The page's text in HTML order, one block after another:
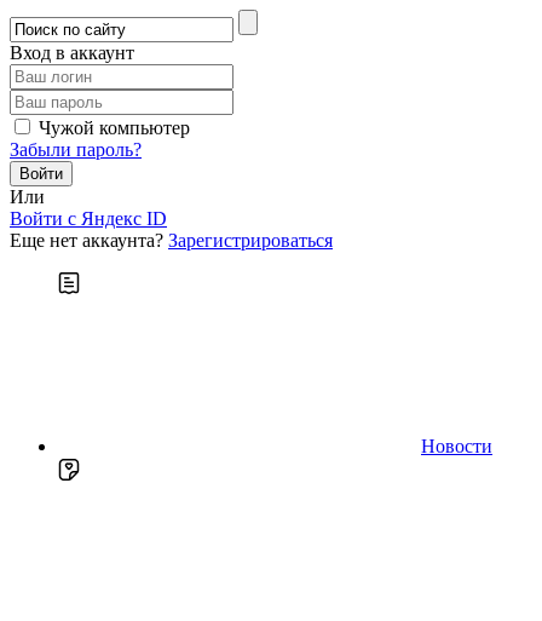
Вход в аккаунт
Чужой компьютер
Забыли пароль?
Или
Войти c Яндекс ID
Еще нет аккаунта? Зарегистрироваться
Новости